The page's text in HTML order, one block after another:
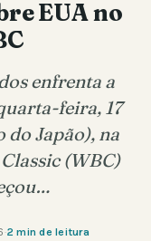
EUA no
enfrenta a
feira, 17
Japão), na
(WBC)
·2 min de leitura